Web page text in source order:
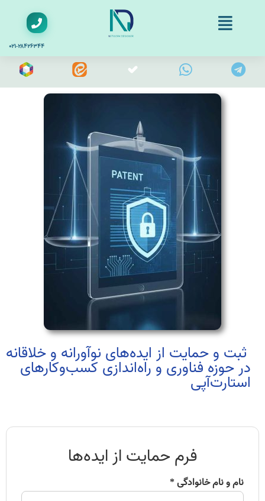
۰۲۱-۲۸۴۲۶۳۴۴
ثبت و حمایت از ایده‌های نوآورانه و خلاقانه
در حوزه فناوری و راه‌اندازی کسب‌وکارهای
استارت‌آپی
فرم حمایت از ایده‌ها
نام و نام خانوادگی *